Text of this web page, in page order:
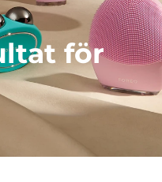
för
Mina enheter
Mina beställningar
Mina adresser
prenumerationer
Español
Português
Русский
繁體中文